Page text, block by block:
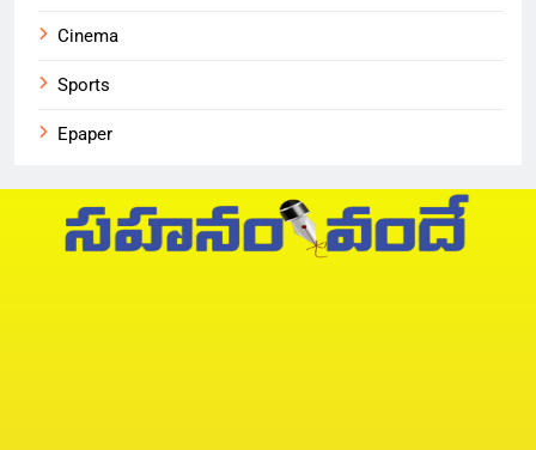
Cinema
Sports
Epaper